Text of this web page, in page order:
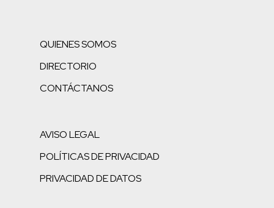
QUIENES SOMOS
DIRECTORIO
CONTÁCTANOS
AVISO LEGAL
POLÍTICAS DE PRIVACIDAD
PRIVACIDAD DE DATOS